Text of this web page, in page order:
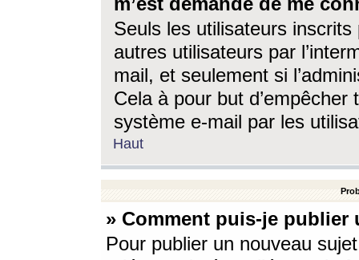
Seuls les utilisateurs
autres utilisateurs par
mail, et seulement si
Cela à pour but
système e-mail par les
Haut
» Comment puis-je
Pour publier un nouveau